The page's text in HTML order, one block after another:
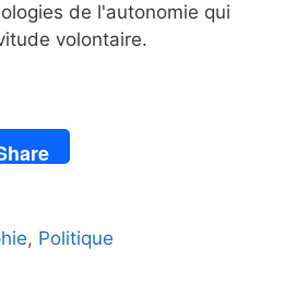
de l'autonomie qui
volontaire.
, Politique